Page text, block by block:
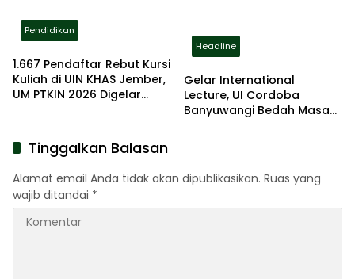
Pendidikan
1.667 Pendaftar Rebut Kursi
Kuliah di UIN KHAS Jember,
UM PTKIN 2026 Digelar
Headline
Gelar International
Lecture, UI Cordoba
Banyuwangi Bedah Masa
Tinggalkan Balasan
Alamat email Anda tidak akan dipublikasikan. Ruas yang
wajib ditandai *